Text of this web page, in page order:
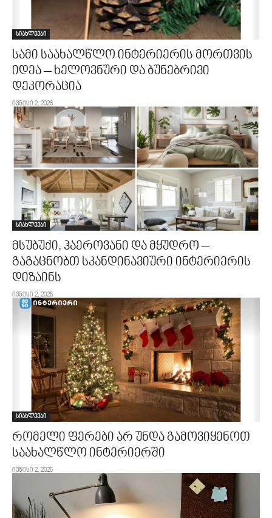
სიახლეები
სამი საახალწლო ინტერიერის მორთვის
იდეა – ხელოვნური და ბუნებრივი
დეკორაცია
ივნისი 2, 2026
სიახლეები
მსუბუქი, ჰაეროვანი და მყუდრო –
გაგაცნობთ სკანდინავიური ინტერიერის
დიზაინს
ივნისი 2, 2026
სიახლეები
რომელი ფერები არ უნდა გამოვიყენოთ
საახალწლო ინტერიერში
ივნისი 2, 2026